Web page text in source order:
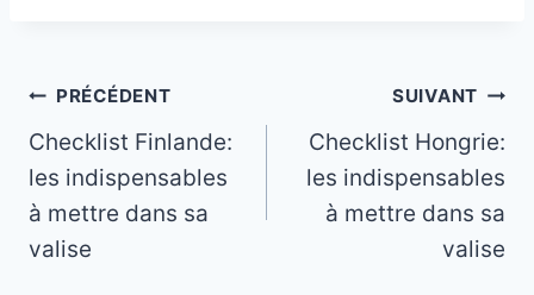
Navigation
de
l’article
PRÉCÉDENT
Checklist Finlande:
les indispensables
à mettre dans sa
valise
SUIVANT
Checklist Hongrie:
les indispensables
à mettre dans sa
valise